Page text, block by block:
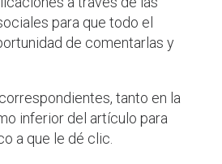
para que todo el
de comentarlas y
tanto en la
inferior del artículo para
a que le dé clic.